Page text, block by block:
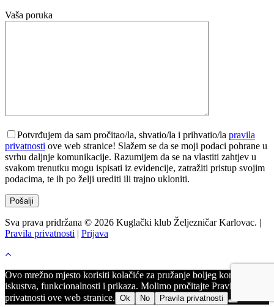
Vaša poruka
Potvrđujem da sam pročitao/la, shvatio/la i prihvatio/la pravila
privatnosti ove web stranice! Slažem se da se moji podaci pohrane u
svrhu daljnje komunikacije. Razumijem da se na vlastiti zahtjev u
svakom trenutku mogu ispisati iz evidencije, zatražiti pristup svojim
podacima, te ih po želji urediti ili trajno ukloniti.
Sva prava pridržana © 2026 Kuglački klub Željezničar Karlovac. |
Pravila privatnosti | Prijava
Ovo mrežno mjesto korisiti kolačiće za pružanje boljeg korisničkog
iskustva, funkcionalnosti i prikaza. Molimo pročitajte Pravila
privatnosti ove web stranice. Ok No Pravila privatnosti